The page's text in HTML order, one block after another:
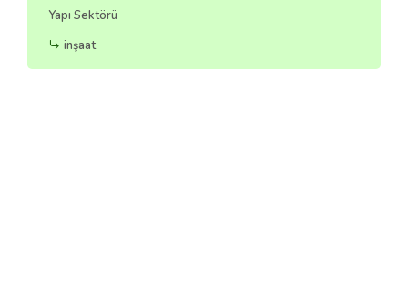
Yapı Sektörü
inşaat